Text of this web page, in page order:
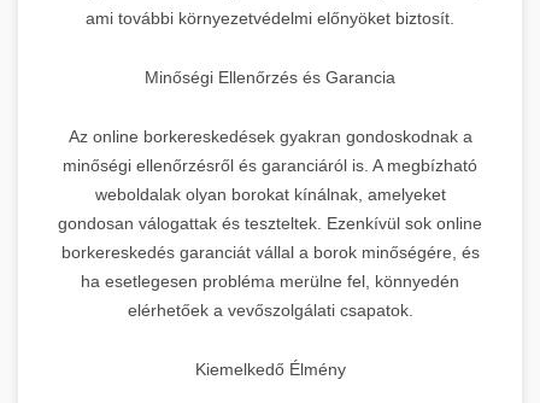
ami további környezetvédelmi előnyöket biztosít.
Minőségi Ellenőrzés és Garancia
Az online borkereskedések gyakran gondoskodnak a
minőségi ellenőrzésről és garanciáról is. A megbízható
weboldalak olyan borokat kínálnak, amelyeket
gondosan válogattak és teszteltek. Ezenkívül sok online
borkereskedés garanciát vállal a borok minőségére, és
ha esetlegesen probléma merülne fel, könnyedén
elérhetőek a vevőszolgálati csapatok.
Kiemelkedő Élmény